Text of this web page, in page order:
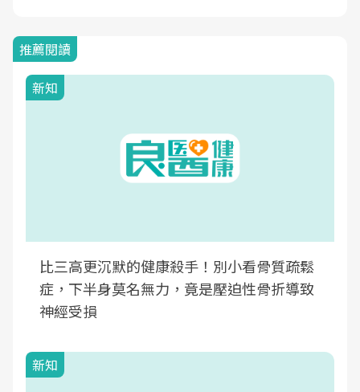
推薦閱讀
新知
比三高更沉默的健康殺手！別小看骨質疏鬆
症，下半身莫名無力，竟是壓迫性骨折導致
神經受損
新知